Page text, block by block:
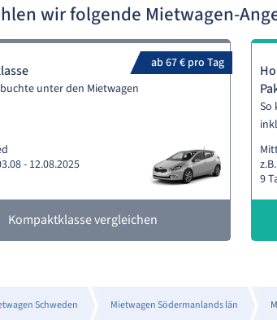
wir folgende Mietwagen-
ab 67 € pro Tag
unter den Mietwagen
- 12.08.2025
Kompaktklasse vergleichen
So
9
Schweden Mietwagen Södermanlands län